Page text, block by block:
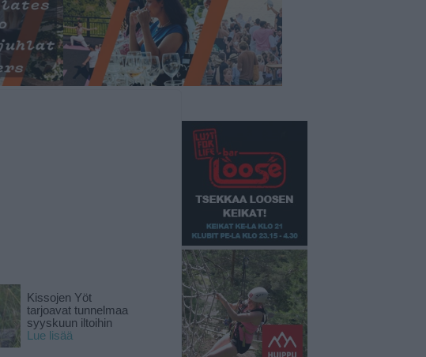
Kissojen Yöt
tarjoavat tunnelmaa
syyskuun iltoihin
Lue lisää